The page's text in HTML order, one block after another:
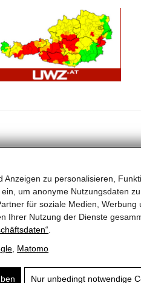
Anzeigen zu personalisieren,
um anonyme Nutzungsdaten
für soziale Medien,
Ihrer Nutzung der Dienste
Matomo
Nur unbedingt notwendige
ff-piesendorf@lfv-sbg.at